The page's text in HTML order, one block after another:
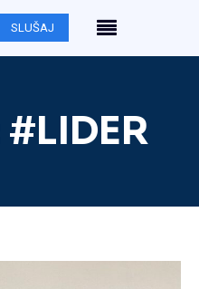
SLUŠAJ
#LIDER